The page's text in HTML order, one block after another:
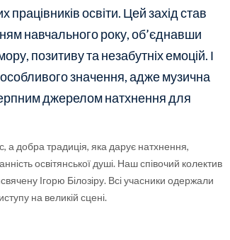
освіти. Цей захід став
навчального року, об’єднавши
позитиву та незабутніх емоцій. І
значення, адже музична
джерелом натхнення для
а добра традиція, яка дарує натхнення,
освітянської душі. Наш співочий колектив
Ігорю Білозіру. Всі учасники одержали
на великій сцені.